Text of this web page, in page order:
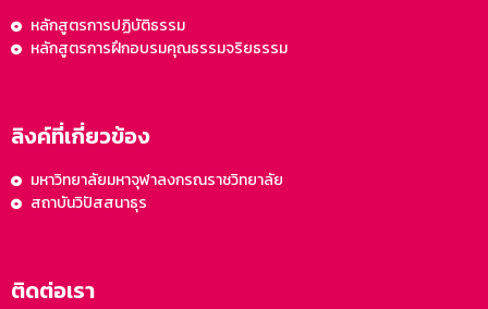
หลักสูตรการปฏิบัติธรรม
หลักสูตรการฝึกอบรมคุณธรรมจริยธรรม
ลิงค์ที่เกี่ยวข้อง
มหาวิทยาลัยมหาจุฬาลงกรณราชวิทยาลัย
สถาบันวิปัสสนาธุร
ติดต่อเรา